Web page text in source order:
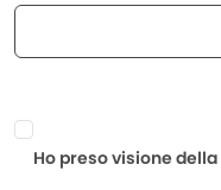
Ho preso visione della